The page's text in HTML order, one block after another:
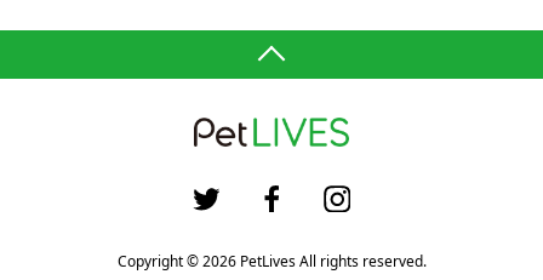
Copyright © 2026 PetLives All rights reserved.